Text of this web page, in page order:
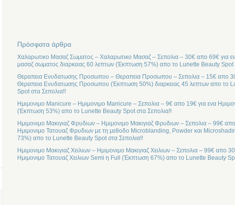
Πρόσφατα άρθρα
Χαλαρωτικο Μασαζ Σωματος – Χαλαρωτικο Μασαζ – Σεπολια – 30€ απο 69€ για
μασαζ σωματος διαρκειας 60 λεπτων (Έκπτωση 57%) απο το Lunette Beauty Spot
Θεραπεια Ενυδατωσης Προσωπου – Θεραπεια Προσωπου – Σεπολια – 15€ απο
Θεραπεια Ενυδατωσης Προσωπου (Έκπτωση 50%) διαρκειας 45 λεπτων απο το
Spot στα Σεπολια!!
Ημιμονιμο Manicure – Ημιμονιμο Manicure – Σεπολια – 9€ απο 19€ για ενα
(Έκπτωση 53%) απο το Lunette Beauty Spot στα Σεπολια!!
Ημιμονιμο Μακιγιαζ Φρυδιων – Ημιμονιμο Μακιγιαζ Φρυδιων – Σεπολια – 99€
Ημιμονιμο Τατουαζ Φρυδιων με τη μεθοδο Microblanding, Powder και
73%) απο το Lunette Beauty Spot στα Σεπολια!!
Ημιμονιμο Μακιγιαζ Χειλιων – Ημιμονιμο Μακιγιαζ Χειλιων – Σεπολια – 99€ απο
Ημιμονιμο Τατουαζ Χειλιων Semi η Full (Έκπτωση 67%) απο το Lunette Beauty